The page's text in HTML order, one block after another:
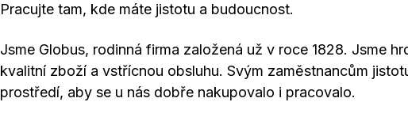
Pracujte tam, kde máte jistotu a budoucnost.
Jsme Globus, rodinná firma založená už v roce 1828. Jsme
kvalitní zboží a vstřícnou obsluhu. Svým zaměstnancům
prostředí, aby se u nás dobře nakupovalo i pracovalo.